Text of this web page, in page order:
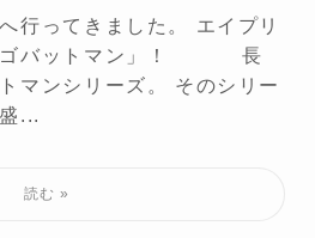
行ってきました。 エイプリ
レゴバットマン」！ 長
マンシリーズ。 そのシリー
...